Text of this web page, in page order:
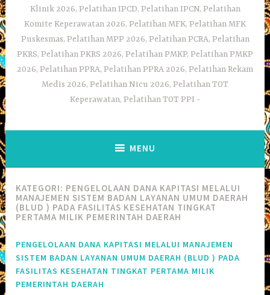
Klinik 2026, Pelatihan IPCD, Pelatihan IPCN, Pelatihan
Komite Keperawatan 2026, Pelatihan MFK, Pelatihan MFK
Puskesmas, Pelatihan MPP 2026, Pelatihan PCRA, Pelatihan
PKRS, Pelatihan PKRS 2026, Pelatihan PMKP, Pelatihan PMKP
2026, Pelatihan PPRA, Pelatihan PPRA 2026, Pelatihan Rekam
Medis 2026, Pelatihan Nicu 2026, Pelatihan TOT
Keperawatan, Pelatihan TOT PPI
MENU
KATEGORI: PENGELOLAAN DANA KAPITASI MELALUI
MANAJEMEN SISTEM BADAN LAYANAN UMUM DAERAH
(BLUD ) PADA FASILITAS KESEHATAN TINGKAT
PERTAMA MILIK PEMERINTAH DAERAH
PENGELOLAAN DANA KAPITASI MELALUI MANAJEMEN
SISTEM BADAN LAYANAN UMUM DAERAH (BLUD ) PADA
FASILITAS KESEHATAN TINGKAT PERTAMA MILIK
PEMERINTAH DAERAH